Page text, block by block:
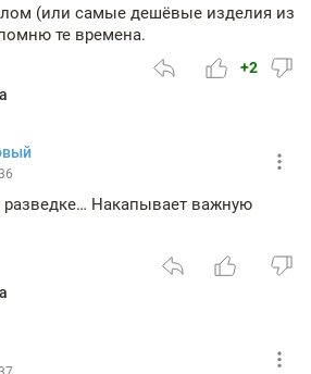
(или самые дешёвые изделия из
те времена.
+2
разведке… Накапывает важную